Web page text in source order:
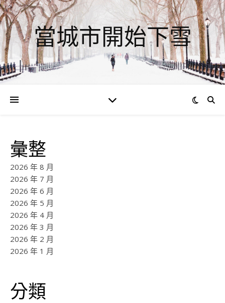
當城市開始下雪
彙整
2026 年 8 月
2026 年 7 月
2026 年 6 月
2026 年 5 月
2026 年 4 月
2026 年 3 月
2026 年 2 月
2026 年 1 月
分類